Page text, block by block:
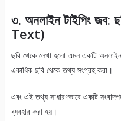
৩. অনলাইন টাইপিং
Text)
ছবি থেকে লেখা হলো এমন একটি
একাধিক ছবি থেকে তথ্য সংগ্রহ করা।
এবং এই তথ্য সাধারণভাবে একটি
ব্যবহার করা হয়।